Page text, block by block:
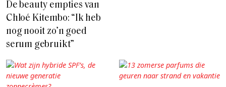
De beauty empties van
Chloé Kitembo: “Ik heb
nog nooit zo’n goed
serum gebruikt”